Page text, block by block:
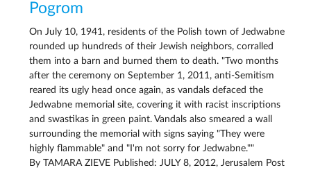
Pogrom
On July 10, 1941, residents of the Polish town of Jedwabne
rounded up hundreds of their Jewish neighbors, corralled
them into a barn and burned them to death. "Two months
after the ceremony on September 1, 2011, anti-Semitism
reared its ugly head once again, as vandals defaced the
Jedwabne memorial site, covering it with racist inscriptions
and swastikas in green paint. Vandals also smeared a wall
surrounding the memorial with signs saying "They were
highly flammable" and "I'm not sorry for Jedwabne.""
By TAMARA ZIEVE Published: JULY 8, 2012, Jerusalem Post